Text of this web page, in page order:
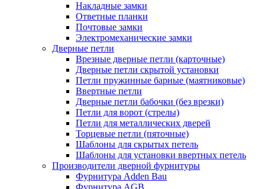
Накладные замки
Ответные планки
Почтовые замки
Электромеханические замки
Дверные петли
Врезные дверные петли (карточные)
Дверные петли скрытой установки
Петли пружинные барные (маятниковые)
Ввертные петли
Дверные петли бабочки (без врезки)
Петли для ворот (стрелы)
Петли для металлических дверей
Торцевые петли (пяточные)
Шаблоны для скрытых петель
Шаблоны для установки ввертных петель
Производители дверной фурнитуры
Фурнитура Adden Bau
Фурнитура AGB